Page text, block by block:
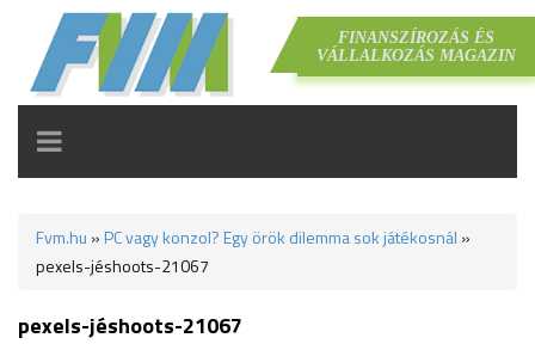
FINANSZÍROZÁS ÉS
VÁLLALKOZÁS MAGAZIN
TOGGLE
NAVIGATION
Fvm.hu » PC vagy konzol? Egy örök dilemma sok játékosnál »
pexels-jéshoots-21067
pexels-jéshoots-21067